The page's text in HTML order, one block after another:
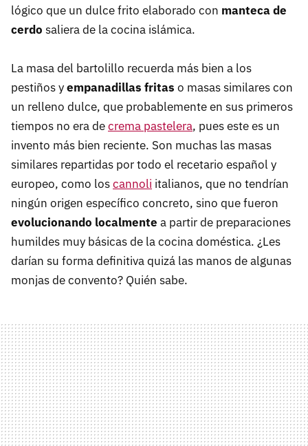
lógico que un dulce frito elaborado con manteca de
cerdo saliera de la cocina islámica.
La masa del bartolillo recuerda más bien a los
pestiños yempanadillas fritas o masas similares con
un relleno dulce, que probablemente en sus primeros
tiempos no era decrema pastelera, pues este es un
invento más bien reciente. Son muchas las masas
similares repartidas por todo el recetario español y
europeo, como loscannoli italianos, que no tendrían
ningún origen específico concreto, sino que fueron
evolucionando localmente a partir de preparaciones
humildes muy básicas de la cocina doméstica. ¿Les
darían su forma definitiva quizá las manos de algunas
monjas de convento? Quién sabe.